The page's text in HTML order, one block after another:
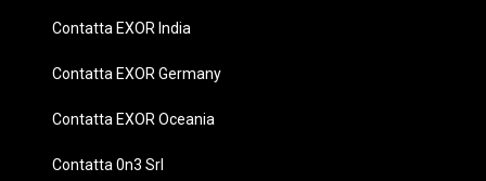
Contatta EXOR India
Contatta EXOR Germany
Contatta EXOR Oceania
Contatta 0n3 Srl